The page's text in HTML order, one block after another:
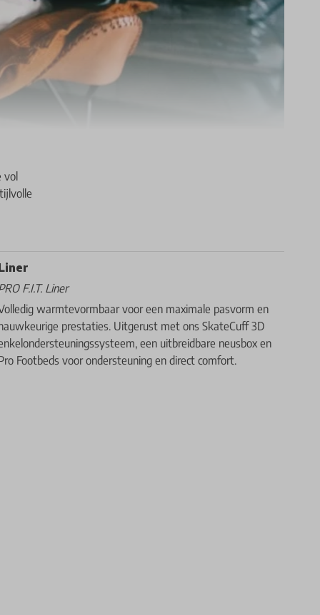
vol
F.I.T. Liner
warmtevormbaar voor een maximale pasvorm en
prestaties. Uitgerust met ons SkateCuff 3D
een uitbreidbare neusbox en
Footbeds voor ondersteuning en direct comfort.